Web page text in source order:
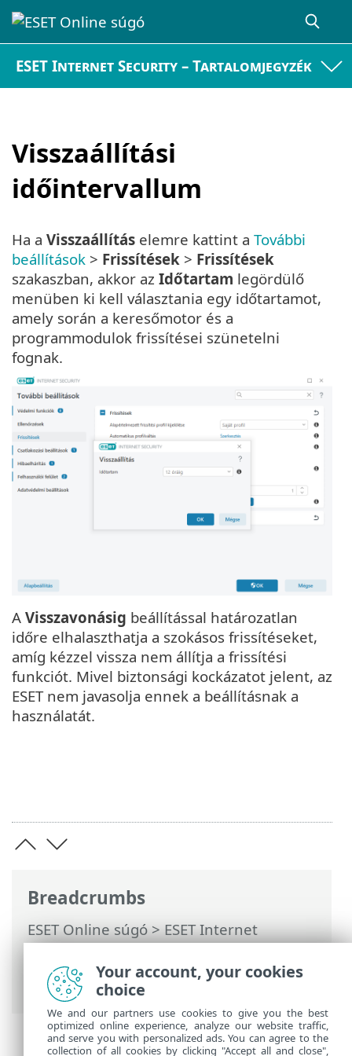
ESET Internet Security – Tartalomjegyzék
Visszaállítási
időintervallum
Breadcrumbs
ESET Online súgó>ESET Internet
Security>További beállítások>
Frissítések>Frissítési fájlok visszaállítása
> Visszaállítási időintervallum
Ha a Visszaállítás elemre kattint a További
beállítások > Frissítések > Frissítések
szakaszban, akkor az Időtartam legördülő
menüben ki kell választania egy időtartamot,
amely során a keresőmotor és a
programmodulok frissítései szünetelni
fognak.
A Visszavonásig beállítással határozatlan
időre elhalaszthatja a szokásos frissítéseket,
amíg kézzel vissza nem állítja a frissítési
funkciót. Mivel biztonsági kockázatot jelent, az
ESET nem javasolja ennek a beállításnak a
használatát.
Your account, your cookies
choice
We and our partners use cookies to give you the best
optimized online experience, analyze our website traffic,
and serve you with personalized ads. You can agree to the
collection of all cookies by clicking "Accept all and close",